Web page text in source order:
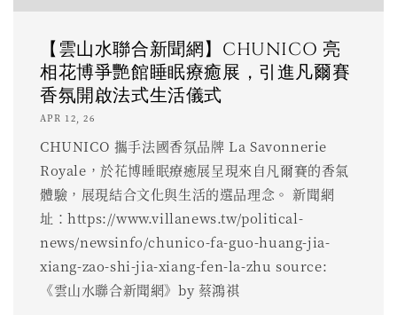
【雲山水聯合新聞網】CHUNICO 亮
相花博爭艷館睡眠療癒展，引進凡爾賽
香氛開啟法式生活儀式
APR 12, 26
CHUNICO 攜手法國香氛品牌 La Savonnerie
Royale，於花博睡眠療癒展呈現來自凡爾賽的香氣
體驗，展現結合文化與生活的選品理念。 新聞網
址：https://www.villanews.tw/political-
news/newsinfo/chunico-fa-guo-huang-jia-
xiang-zao-shi-jia-xiang-fen-la-zhu source:
《雲山水聯合新聞網》by 蔡鴻祺